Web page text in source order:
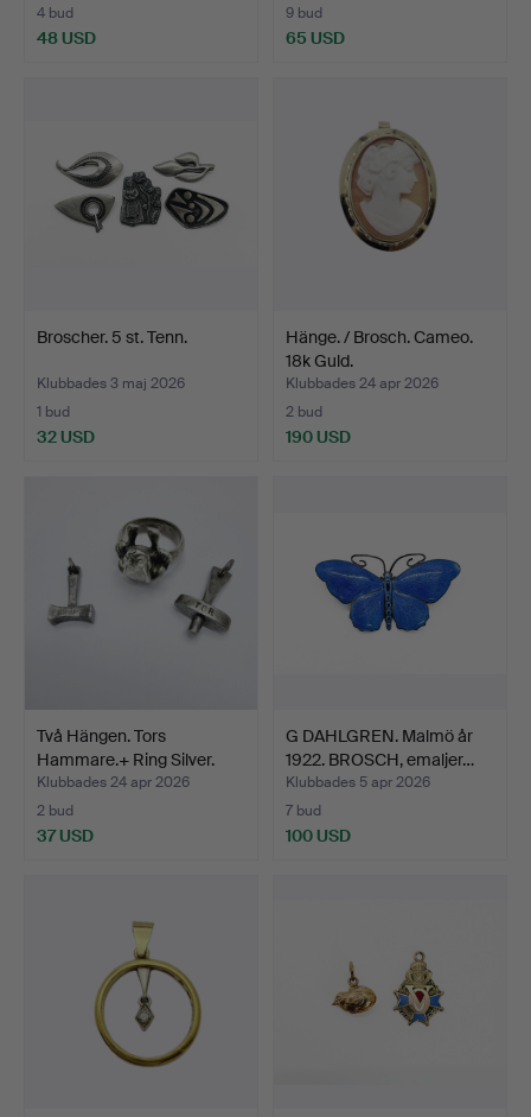
4 bud
48 USD
9 bud
65 USD
Broscher. 5 st. Tenn.
Klubbades 3 maj 2026
1 bud
32 USD
Hänge. / Brosch. Cameo.
18k Guld.
Klubbades 24 apr 2026
2 bud
190 USD
Två Hängen. Tors
Hammare.+ Ring Silver.
Klubbades 24 apr 2026
2 bud
37 USD
G DAHLGREN. Malmö år
1922. BROSCH, emaljer…
Klubbades 5 apr 2026
7 bud
100 USD